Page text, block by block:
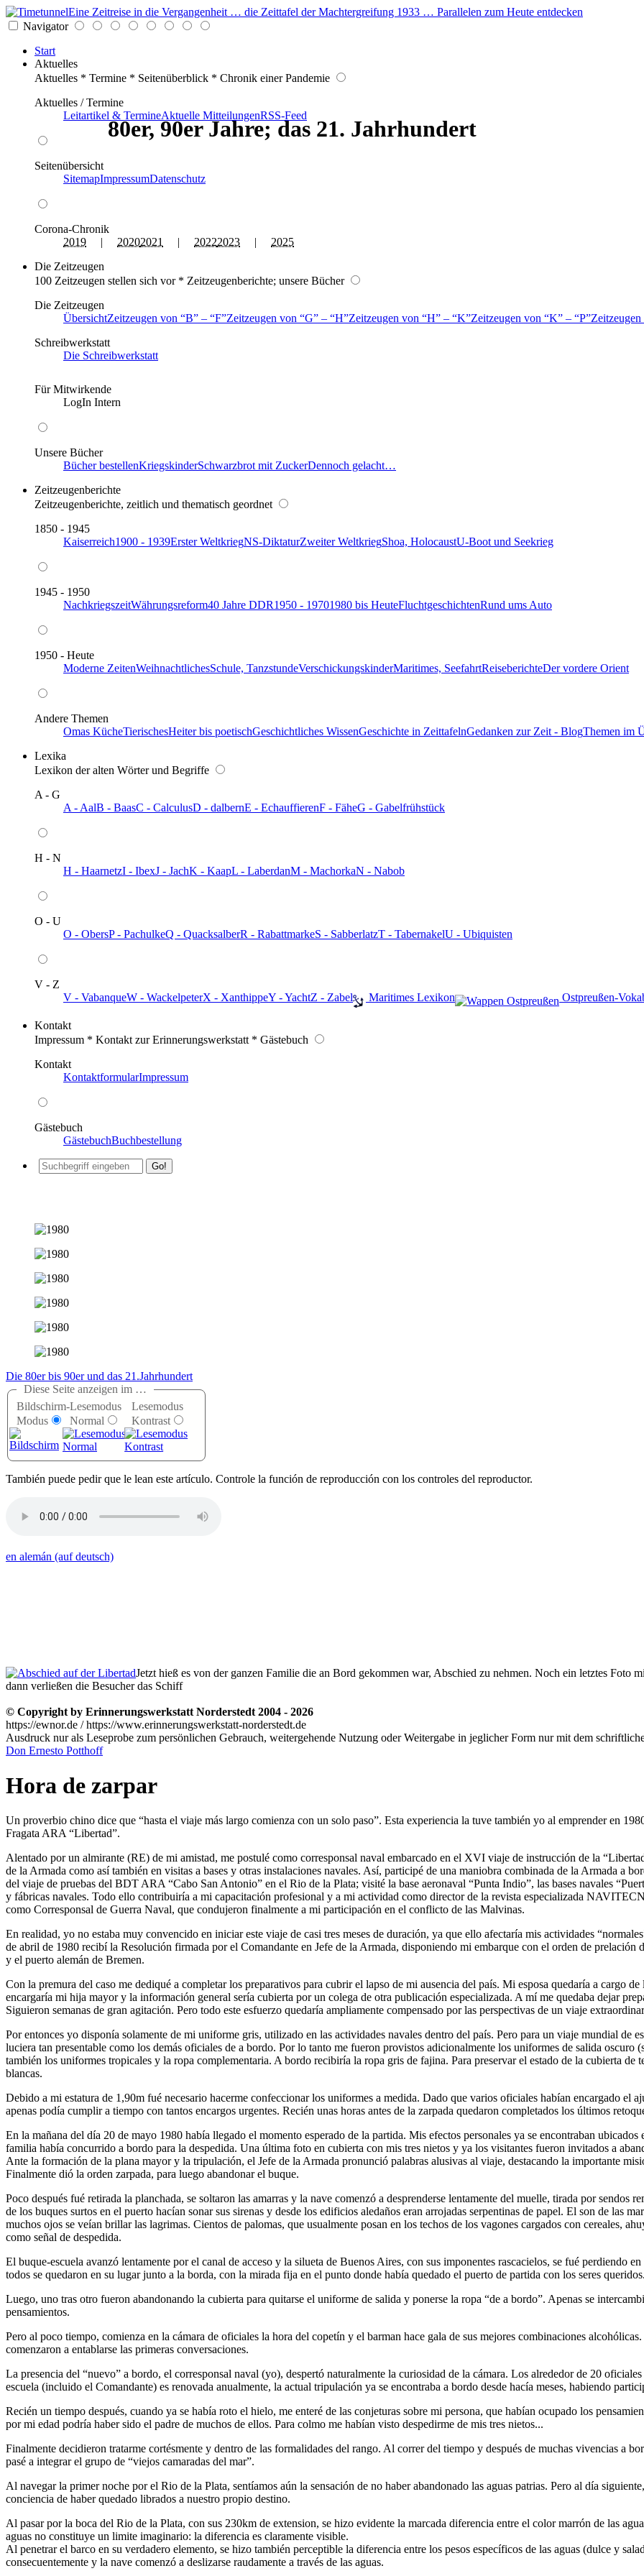
Eine Zeitreise in die Vergangenheit … die Zeittafel der Machtergreifung 1933 … Parallelen zum Heute entdecken
Navigator
Start
Aktuelles
Aktuelles * Termine * Seitenüberblick * Chronik einer Pandemie
Aktuelles / Termine
Leitartikel & TermineAktuelle MitteilungenRSS-Feed
Seitenübersicht
SitemapImpressumDatenschutz
Corona-Chronik
2019 | 20202021 | 20222023 | 2025
Die Zeitzeugen
100 Zeitzeugen stellen sich vor * Zeitzeugenberichte; unsere Bücher
Die Zeitzeugen
ÜbersichtZeitzeugen von B – F Zeitzeugen von G – H Zeitzeugen von H – K Zeitzeugen von K – P Zeitzeugen
Schreibwerkstatt
Die Schreibwerkstatt
Für Mitwirkende
LogIn Intern
Unsere Bücher
Bücher bestellenKriegskinderSchwarzbrot mit ZuckerDennoch gelacht…
Zeitzeugenberichte
Zeitzeugenberichte, zeitlich und thematisch geordnet
1850 - 1945
Kaiserreich1900 - 1939Erster WeltkriegNS-DiktaturZweiter WeltkriegShoa, HolocaustU-Boot und Seekrieg
1945 - 1950
NachkriegszeitWährungsreform40 Jahre DDR1950 - 19701980 bis HeuteFluchtgeschichtenRund ums Auto
1950 - Heute
Moderne ZeitenWeihnachtlichesSchule, TanzstundeVerschickungskinderMaritimes, SeefahrtReiseberichteDer vordere Orient
Andere Themen
Omas KücheTierischesHeiter bis poetischGeschichtliches WissenGeschichte in ZeittafelnGedanken zur Zeit - BlogThemen im
Lexika
Lexikon der alten Wörter und Begriffe
A - G
A - AalB - BaasC - CalculusD - dalbernE - EchauffierenF - FäheG - Gabelfrühstück
H - N
H - HaarnetzI - IbexJ - JachK - KaapL - LaberdanM - MachorkaN - Nabob
O - U
O - ObersP - PachulkeQ - QuacksalberR - RabattmarkeS - SabberlatzT - TabernakelU - Ubiquisten
V - Z
V - VabanqueW - WackelpeterX - XanthippeY - YachtZ - Zabel ️ Maritimes Lexikon Ostpreußen-
Kontakt
Impressum * Kontakt zur Erinnerungswerkstatt * Gästebuch
Kontakt
KontaktformularImpressum
Gästebuch
GästebuchBuchbestellung
80er, 90er Jahre; das 21. Jahrhundert
Die 80er bis 90er und das 21.Jahrhundert
Diese Seite anzeigen im …
Bildschirm-
Modus
Lesemodus
Normal
Lesemodus
Kontrast
También puede pedir que le lean este artículo. Controle la función de reproducción con los controles del reproductor.
en alemán (auf deutsch)
Jetzt hieß es von der ganzen Familie die an Bord gekommen war, Abschied zu nehmen. Noch ein letztes Foto
dann verließen die Besucher das Schiff
© Copyright by Erinnerungswerkstatt Norderstedt 2004 - 2026
https://ewnor.de / https://www.erinnerungswerkstatt-norderstedt.de
Ausdruck nur als Leseprobe zum persönlichen Gebrauch, weitergehende Nutzung oder Weitergabe in jeglicher Form nur mit dem
Don Ernesto Potthoff
Hora de zarpar
Un proverbio chino dice que hasta el viaje más largo comienza con un solo paso . Esta experiencia la tuve también yo al emprender en
Fragata ARA Libertad .
Alentado por un almirante (RE) de mi amistad, me postulé como corresponsal naval embarcado en el XVI viaje de instrucción de la
de la Armada como así también en visitas a bases y otras instalaciones navales. Así, participé de una maniobra combinada de la Armada a
del viaje de pruebas del BDT ARA Cabo San Antonio en el Rio de la Plata; visité la base aeronaval Punta Indio , las bases navales
y fábricas navales. Todo ello contribuiría a mi capacitación profesional y a mi actividad como director de la revista especializada
como Corresponsal de Guerra Naval, que condujeron finalmente a mi participación en el conflicto de las Malvinas.
En realidad, yo no estaba muy convencido en iniciar este viaje de casi tres meses de duración, ya que ello afectaría mis actividades
normales
de abril de 1980 recibí la Resolución firmada por el Comandante en Jefe de la Armada, disponiendo mi embarque con el orden de
y el puerto alemán de Bremen.
Con la premura del caso me dediqué a completar los preparativos para cubrir el lapso de mi ausencia del país. Mi esposa quedaría a cargo
encargaría mi hija mayor y la información general sería cubierta por un colega de otra publicación especializada. A mí me quedaba dejar
Siguieron semanas de gran agitación. Pero todo este esfuerzo quedaría ampliamente compensado por las perspectivas de un viaje
Por entonces yo disponía solamente de mi uniforme gris, utilizado en las actividades navales dentro del país. Pero para un viaje mundial de
luciera tan presentable como los demás oficiales de a bordo. Por lo tanto me fueron provistos adicionalmente los uniformes de salida
también los uniformes tropicales y la ropa complementaria. A bordo recibiría la ropa gris de fajina. Para preservar el estado de la cubierta
blancas.
Debido a mi estatura de 1,90m fué necesario hacerme confeccionar los uniformes a medida. Dado que varios oficiales habían encargado el
apenas podía cumplir a tiempo con tantos encargos urgentes. Recién unas horas antes de la zarpada quedaron completados los últimos
En la mañana del día 20 de mayo 1980 había llegado el momento esperado de la partida. Mis efectos personales ya se encontraban
familia había concurrido a bordo para la despedida. Una última foto en cubierta con mis tres nietos y ya los visitantes fueron invitados a
Ante la formación de la plana mayor y la tripulación, el Jefe de la Armada pronunció palabras alusivas al viaje, destacando la importante
Finalmente dió la orden zarpada, para luego abandonar el buque.
Poco después fué retirada la planchada, se soltaron las amarras y la nave comenzó a desprenderse lentamente del muelle, tirada por sendos
de los buques surtos en el puerto hacían sonar sus sirenas y desde los edificios aledaños eran arrojadas serpentinas de papel. El son de las
muchos ojos se veían brillar las lagrimas. Cientos de palomas, que usualmente posan en los techos de los vagones cargados con cereales,
como señal de despedida.
El buque-escuela avanzó lentamente por el canal de acceso y la silueta de Buenos Aires, con sus imponentes rascacielos, se fué perdiendo
todos se quedaron en su lugar junto a la borda, con la mirada fija en el punto donde había quedado el puerto de partida con los seres queridos.
Luego, uno tras otro fueron abandonando la cubierta para quitarse el uniforme de salida y ponerse la ropa
de a bordo . Apenas se
pensamientos.
Pero al poco tiempo, comienza en la cámara de oficiales la hora del copetín y el barman hace gala de sus mejores combinaciones
comenzaron a entablarse las primeras conversaciones.
La presencia del
nuevo a bordo, el corresponsal naval (yo), despertó naturalmente la curiosidad de la cámara. Los alrededor de 20
escuela (incluido el Comandante) es renovada anualmente, la actual tripulación ya se encontraba a bordo desde hacía meses, habiendo
Recién un tiempo después, cuando ya se había roto el hielo, me enteré de las conjeturas sobre mi persona, que habían ocupado los
por mi edad podría haber sido el padre de muchos de ellos. Para colmo me habían visto despedirme de mis tres nietos...
Finalmente decidieron tratarme cortésmente y dentro de las formalidades del rango. Al correr del tiempo y después de muchas vivencias a
pasé a integrar el grupo de
viejos camaradas del mar .
Al navegar la primer noche por el Rio de la Plata, sentíamos aún la sensación de no haber abandonado las aguas patrias. Pero al día
conciencia de haber quedado librados a nuestro propio destino.
Al pasar por la boca del Rio de la Plata, con sus 230km de extension, se hizo evidente la marcada diferencia entre el color marrón de las
aguas no constituye un limite imaginario: la diferencia es claramente visible.
Al penetrar el barco en su verdadero elemento, se hizo también perceptible la diferencia entre los pesos específicos de las aguas (dulce y
consecuentemente y la nave comenzó a deslizarse raudamente a través de las aguas.